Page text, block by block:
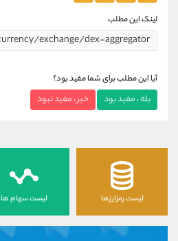
لینک این مطلب
آیا این مطلب برای شما مفید بود؟
بله ، مفید بود خیر ، مفید نبود
لیست رمزارزها لیست سهام ها